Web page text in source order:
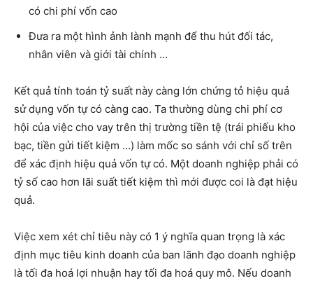
có chi phí vốn cao
Đưa ra một hình ảnh lành mạnh để thu hút đối tác,
nhân viên và giới tài chính …
Kết quả tính toán tỷ suất này càng lớn chứng tỏ hiệu quả
sử dụng vốn tự có càng cao. Ta thường dùng chi phí cơ
hội của việc cho vay trên thị trường tiền tệ (trái phiếu kho
bạc, tiền gửi tiết kiệm …) làm mốc so sánh với chỉ số trên
để xác định hiệu quả vốn tự có. Một doanh nghiệp phải có
tỷ số cao hơn lãi suất tiết kiệm thì mới được coi là đạt hiệu
quả.
Việc xem xét chỉ tiêu này có 1 ý nghĩa quan trọng là xác
định mục tiêu kinh doanh của ban lãnh đạo doanh nghiệp
là tối đa hoá lợi nhuận hay tối đa hoá quy mô. Nếu doanh